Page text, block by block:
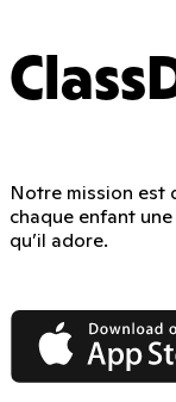
Notre mission est
chaque enfant
qu’il adore.
App Store